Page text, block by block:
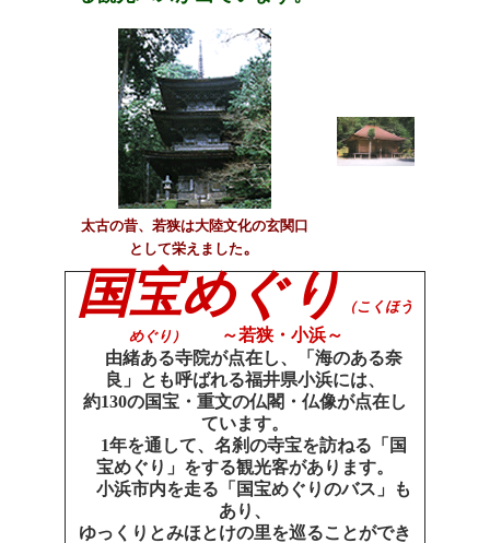
太古の昔、若狭は大陸文化の玄関口
として栄えました。
国宝めぐり
（こくほう
めぐり）
～若狭・小浜～
由緒ある寺院が点在し、「海のある奈
良」とも呼ばれる福井県小浜には、
約130の国宝・重文の仏閣・仏像が点在し
ています。
1年を通して、名刹の寺宝を訪ねる「国
宝めぐり」をする観光客があります。
小浜市内を走る「国宝めぐりのバス」も
あり、
ゆっくりとみほとけの里を巡ることができ